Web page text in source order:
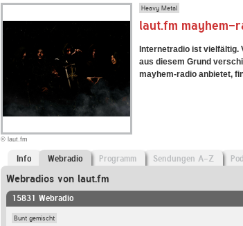
© laut.fm
Heavy Metal
laut.fm mayhem-
Internetradio ist vielfältig.
aus diesem Grund
mayhem-radio anbietet,
Info Webradio Programm Sendungen A-Z
Webradios von laut.fm
15831 Webradio
Bunt gemischt